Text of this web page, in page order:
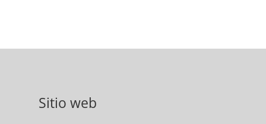
Sitio web